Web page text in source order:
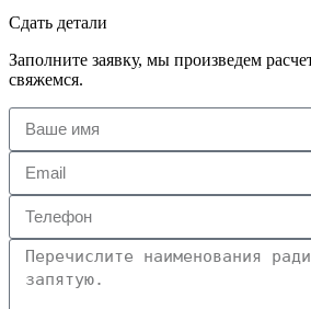
Сдать детали
Заполните заявку, мы произведем
свяжемся.